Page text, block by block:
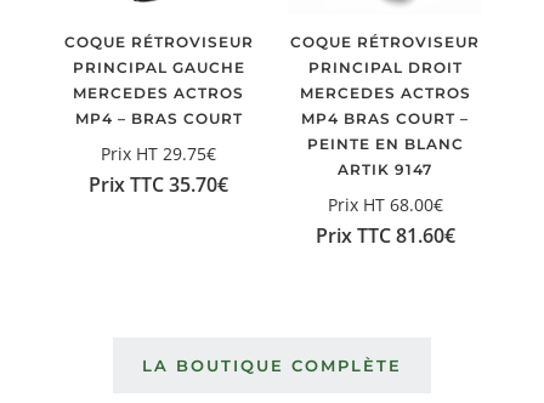
COQUE RÉTROVISEUR
PRINCIPAL GAUCHE
MERCEDES ACTROS
MP4 – BRAS COURT
Prix HT 29.75€
Prix TTC35.70€
COQUE RÉTROVISEUR
PRINCIPAL DROIT
MERCEDES ACTROS
MP4 BRAS COURT –
PEINTE EN BLANC
ARTIK 9147
Prix HT 68.00€
Prix TTC81.60€
LA BOUTIQUE COMPLÈTE